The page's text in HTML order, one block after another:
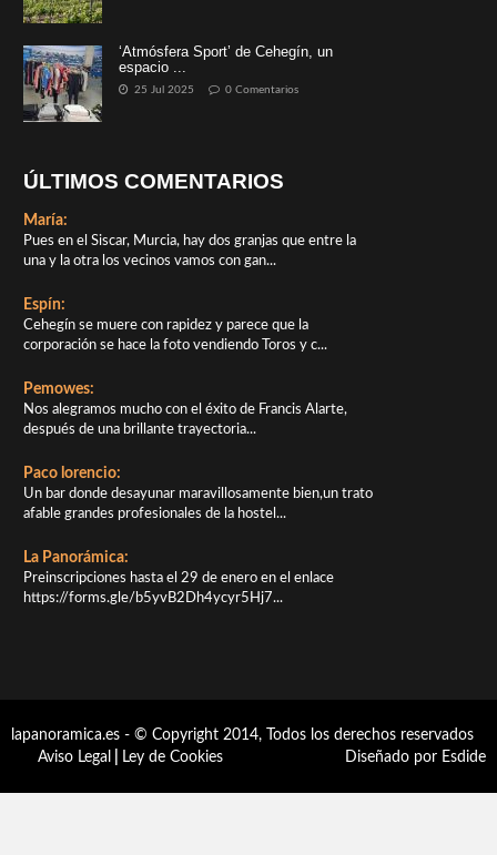
‘Atmósfera Sport’ de Cehegín, un
espacio ...
25 Jul 2025 0 Comentarios
ÚLTIMOS COMENTARIOS
María:
Pues en el Siscar, Murcia, hay dos granjas que entre la
una y la otra los vecinos vamos con gan...
Espín:
Cehegín se muere con rapidez y parece que la
corporación se hace la foto vendiendo Toros y c...
Pemowes:
Nos alegramos mucho con el éxito de Francis Alarte,
después de una brillante trayectoria...
Paco lorencio:
Un bar donde desayunar maravillosamente bien,un trato
afable grandes profesionales de la hostel...
La Panorámica:
Preinscripciones hasta el 29 de enero en el enlace
https://forms.gle/b5yvB2Dh4ycyr5Hj7...
lapanoramica.es - © Copyright 2014, Todos los derechos reservados
Aviso Legal
Ley de Cookies Diseñado por Esdide